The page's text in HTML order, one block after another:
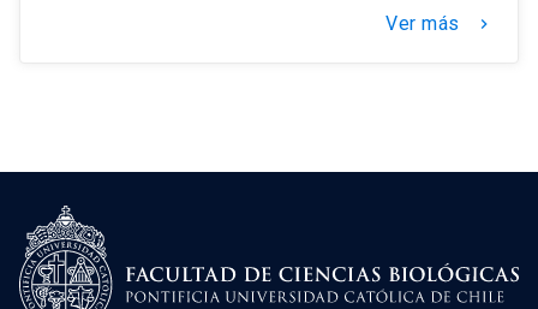
Ver más keyboard_arrow_right